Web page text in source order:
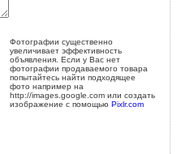
Фотографии существенно
увеличивает эффективность
объявления. Если у Вас нет
фотографии продаваемого товара
попытайтесь найти подходящее
фото например на
http://images.google.com или создать
изображение с помощью Pixlr.com